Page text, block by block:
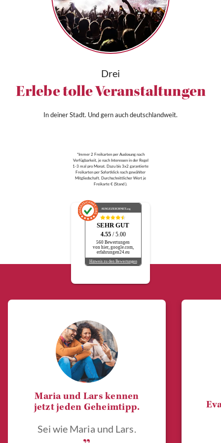
Drei
Erlebe tolle Veranstaltungen
In deiner Stadt. Und gern auch deutschlandweit.
*Immer 2 Freikarten per Auslosung nach
Verfügbarkeit, je nach Interessen in der Regel
1-3 mal pro Monat. Dazu bis 3x2 garantierte
Freikarten per Sofortklick nach gewählter
Mitgliedschaft. Durchschnittlicher Wert je
Freikarte € (Stand ).
AUSGEZEICHNET.org
SEHR GUT
4.55 / 5.00
560 Bewertungen
von hier, google.com,
erfahrungen24.eu
Hinweis zu den Bewertungen
Maria und Lars kennen
jetzt jeden Geheimtipp.
Sei wie Maria und Lars.
„